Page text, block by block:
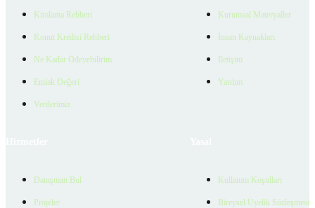
Kiralama Rehberi
Konut Kredisi Rehberi
Ne Kadar Ödeyebilirim
Emlak Değeri
Verilerimiz
Kurumsal Materyaller
İnsan Kaynakları
İletişim
Yardım
Danışman Bul
Projeler
Kullanım Koşulları
Bireysel Üyelik Sözleşmesi